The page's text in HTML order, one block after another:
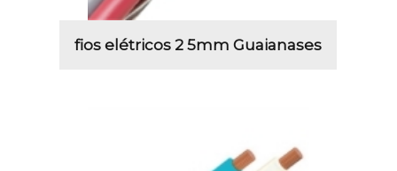
fios elétricos 2 5mm Guaianases